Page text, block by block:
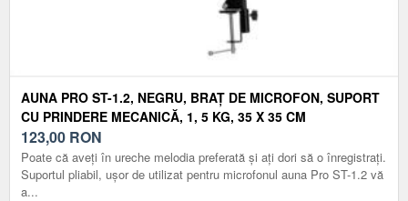
AUNA PRO ST-1.2, NEGRU, BRAȚ DE MICROFON, SUPORT
CU PRINDERE MECANICĂ, 1, 5 KG, 35 X 35 CM
123,00 RON
Poate că aveți în ureche melodia preferată și ați dori să o înregistrați.
Suportul pliabil, ușor de utilizat pentru microfonul auna Pro ST-1.2 vă
a...